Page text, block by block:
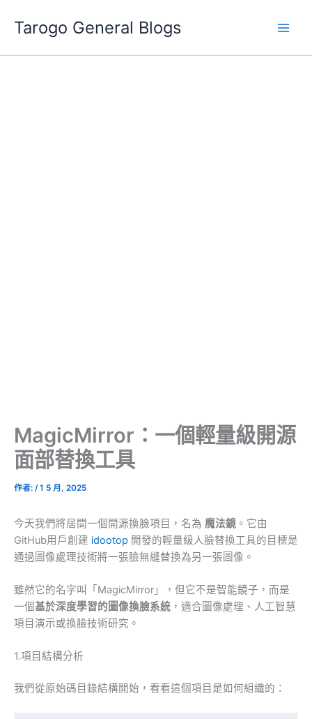
要
Tarogo General Blogs
MagicMirror：一個輕量級開源
面部替換工具
作者: /1 5 月, 2025
今天我們將居間一個開源換臉項目，名為 魔法鏡 。它由
GitHub用戶創建 idootop 開發的輕量級人臉替換工具的目標是
通過圖像處理技術將一張臉無縫替換為另一張圖像。
雖然它的名字叫「MagicMirror」，但它不是智能鏡子，而是
一個基於深度學習的圖像換臉系統 ，適合圖像處理、人工智慧
項目演示或換臉技術研究。
1.項目結構分析
我們從原始碼目錄結構開始，看看這個項目是如何組織的：